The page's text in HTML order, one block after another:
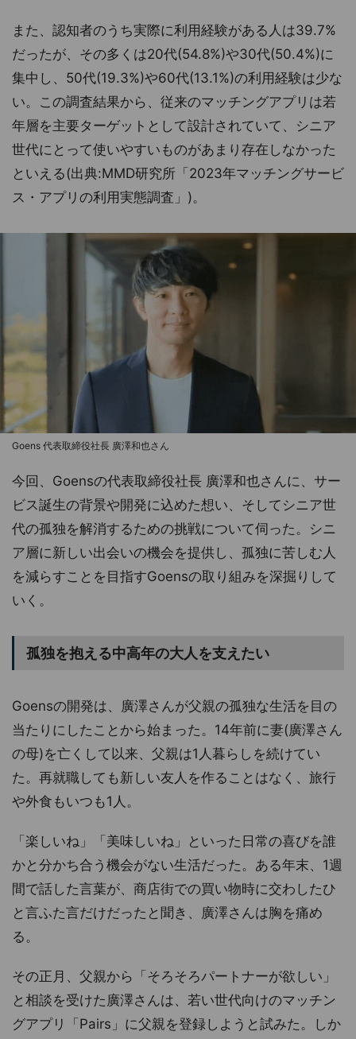
また、認知者のうち実際に利用経験がある人は39.7%
だったが、その多くは20代(54.8%)や30代(50.4%)に
集中し、50代(19.3%)や60代(13.1%)の利用経験は少な
い。この調査結果から、従来のマッチングアプリは若
年層を主要ターゲットとして設計されていて、シニア
世代にとって使いやすいものがあまり存在しなかった
といえる(出典:MMD研究所「2023年マッチングサービ
ス・アプリの利用実態調査」)。
Goens 代表取締役社長 廣澤和也さん
今回、Goensの代表取締役社長 廣澤和也さんに、サー
ビス誕生の背景や開発に込めた想い、そしてシニア世
代の孤独を解消するための挑戦について伺った。シニ
ア層に新しい出会いの機会を提供し、孤独に苦しむ人
を減らすことを目指すGoensの取り組みを深掘りして
いく。
孤独を抱える中高年の大人を支えたい
Goensの開発は、廣澤さんが父親の孤独な生活を目の
当たりにしたことから始まった。14年前に妻(廣澤さん
の母)を亡くして以来、父親は1人暮らしを続けてい
た。再就職しても新しい友人を作ることはなく、旅行
や外食もいつも1人。
「楽しいね」「美味しいね」といった日常の喜びを誰
かと分かち合う機会がない生活だった。ある年末、1週
間で話した言葉が、商店街での買い物時に交わしたひ
と言ふた言だけだったと聞き、廣澤さんは胸を痛め
る。
その正月、父親から「そろそろパートナーが欲しい」
と相談を受けた廣澤さんは、若い世代向けのマッチン
グアプリ「Pairs」に父親を登録しようと試みた。しか